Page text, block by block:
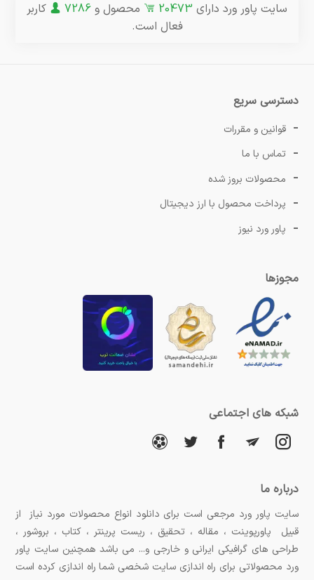
سایت پاور ورد دارای 20473 محصول و 7286
کاربر
فعال است.
دسترسی سریع
قوانین و مقررات
تماس با ما
محصولات بروز شده
پرداخت محصول با ارز دیجیتال
پاور ورد نیوز
مجوزها
شبکه های اجتماعی
درباره ما
سایت پاور ورد مرجعی است برای دانلود انواع محصولات مورد نیاز از
قبیل پاورپوینت ، مقاله ، تحقیق ، ریست پرینتر ، کتاب ، بروشور ،
طراحی های گرافیکی ایرانی و خارجی و... می باشد همچنین سایت پاور
ورد محصولاتی برای راه اندازی سایت شخصی شما راه اندازی کرده است